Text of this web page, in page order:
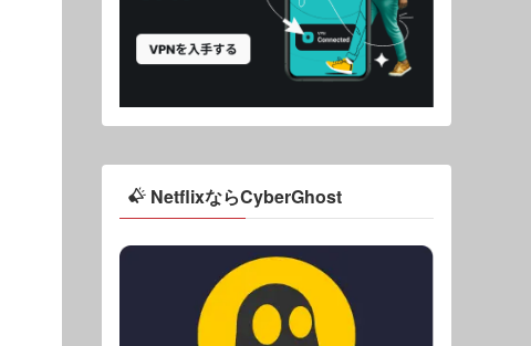
NetflixならCyberGhost